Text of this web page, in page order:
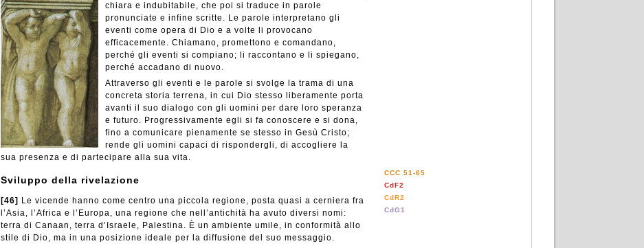
chiara e indubitabile, che poi si traduce in parole
pronunciate e infine scritte. Le parole interpretano gli
eventi come opera di Dio e a volte li provocano
efficacemente. Chiamano, promettono e comandano,
perché gli eventi si compiano; li raccontano e li spiegano,
perché accadano di nuovo.
Attraverso gli eventi e le parole si svolge la trama di una
concreta storia terrena, in cui Dio stesso liberamente porta
avanti il suo dialogo con gli uomini per dare loro speranza
e futuro. Progressivamente egli si fa conoscere e si dona,
fino a comunicare pienamente se stesso in Gesù Cristo;
rende gli uomini capaci di rispondergli, di accogliere la
sua presenza e di partecipare alla sua vita.
Sviluppo della rivelazione
[46]
Le vicende hanno come centro una piccola regione, posta quasi a cerniera fra
l’Asia, l’Africa e l’Europa, una regione che nell’antichità ha avuto diversi nomi:
terra di Canaan, terra d’Israele, Palestina. È un ambiente umile, in conformità allo
stile di Dio, ma in una posizione ideale per la diffusione del suo messaggio.
CCC 51-65
CdF2
CdR2
CdG1